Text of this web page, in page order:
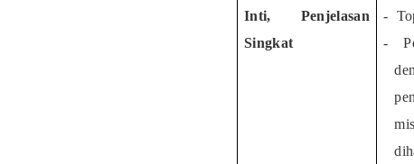
Inti, Penjelasan
Singkat
-
-